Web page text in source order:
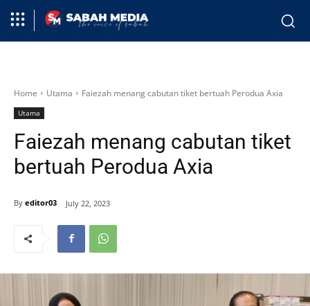
Home Utama Faiezah menang cabutan tiket bertuah Perodua Axia
Utama
Faiezah menang cabutan tiket
bertuah Perodua Axia
By editor03 July 22, 2023